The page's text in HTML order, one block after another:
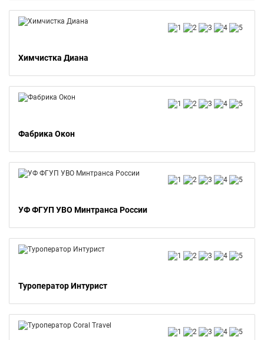
Химчистка Диана
Фабрика Окон
УФ ФГУП УВО Минтранса России
Туроператор Интурист